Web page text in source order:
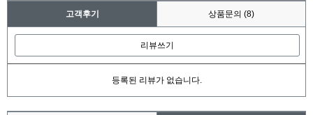
고객후기 상품문의 (8)
리뷰쓰기
등록된 리뷰가 없습니다.